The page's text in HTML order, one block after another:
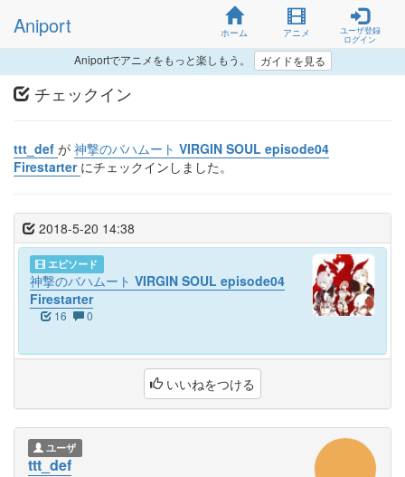
Aniport ホーム アニメ
ユーザ登録
ログイン
Aniportでアニメをもっと楽しもう。 ガイドを見る
チェックイン
ttt_def が 神撃のバハムート VIRGIN SOUL episode04
Firestarter にチェックインしました。
2018-5-20 14:38
エピソード
神撃のバハムート VIRGIN SOUL episode04
Firestarter
16 0
いいねをつける
ユーザ
ttt_def